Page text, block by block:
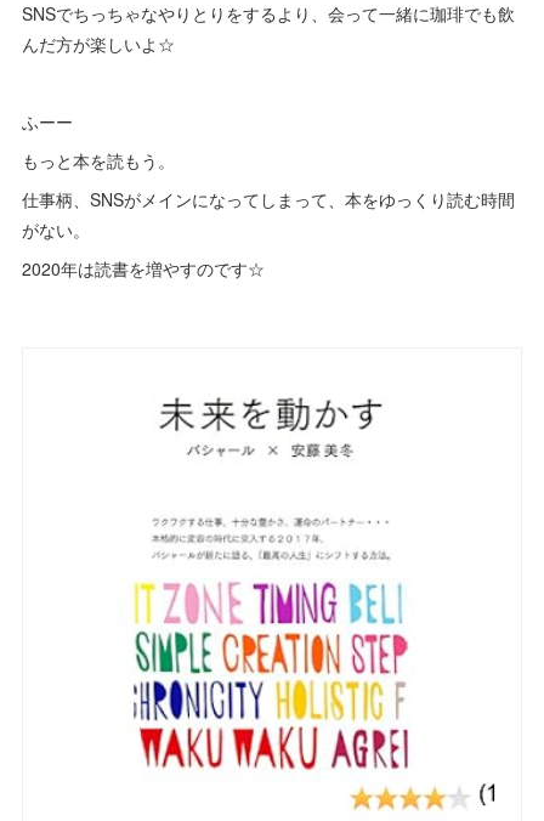
SNSでちっちゃなやりとりをするより、会って一緒に珈琲でも飲
んだ方が楽しいよ☆
ふーー
もっと本を読もう。
仕事柄、SNSがメインになってしまって、本をゆっくり読む時間
がない。
2020年は読書を増やすのです☆